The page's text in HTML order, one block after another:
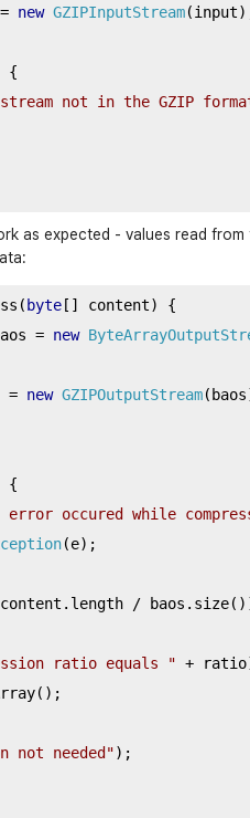
= new GZIPInputStream(input
{
not in the GZIP
as expected - values read
( byte [] content)
{
= new
= new GZIPOutputStream( baos
{
error occured while
(e);
content . length / baos . size
ratio equals " + ratio
();
not needed");